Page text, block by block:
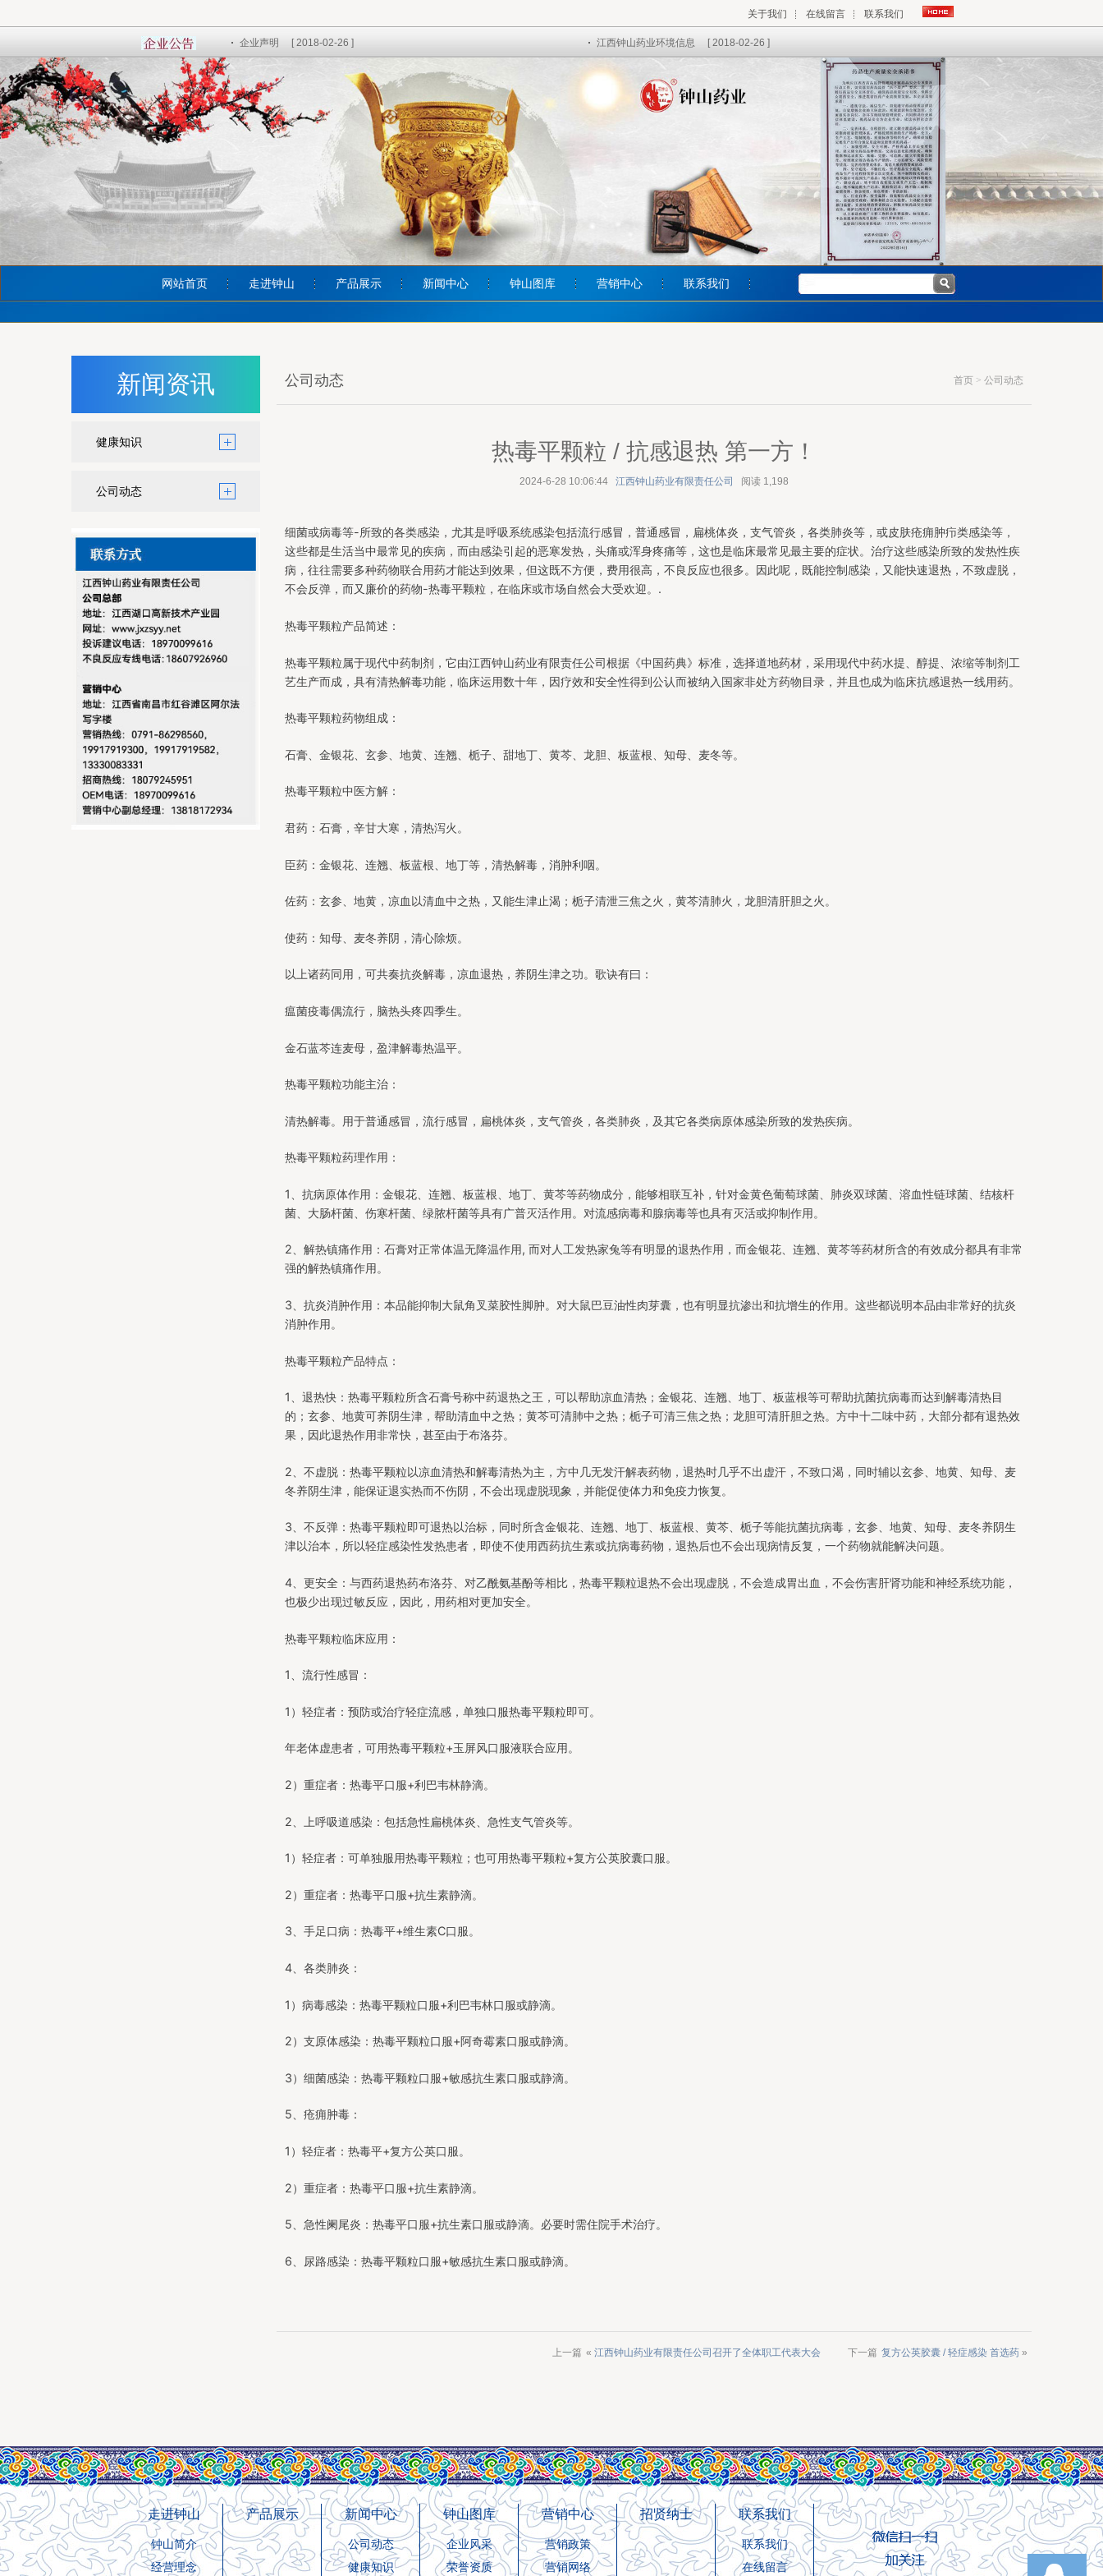
关于我们 在线留言 联系我们
企业声明 [ 2018-02-26 ] 江西钟山药业环境信息 [ 2018-02-26 ]
网站首页 走进钟山 产品展示 新闻中心 钟山图库 营销中心 联系我们
新闻资讯
健康知识
公司动态
公司动态 首页 > 公司动态
热毒平颗粒 / 抗感退热 第一方！
2024-6-28 10:06:44 江西钟山药业有限责任公司 阅读 1,198
细菌或病毒等-所致的各类感染，尤其是呼吸系统感染包括流行感冒，普通感冒，扁桃体炎，支气管炎，各类肺炎等，或皮肤疮痈肿疖类感染等，
这些都是生活当中最常见的疾病，而由感染引起的恶寒发热，头痛或浑身疼痛等，这也是临床最常见最主要的症状。治疗这些感染所致的发热性疾
病，往往需要多种药物联合用药才能达到效果，但这既不方便，费用很高，不良反应也很多。因此呢，既能控制感染，又能快速退热，不致虚脱，
不会反弹，而又廉价的药物-热毒平颗粒，在临床或市场自然会大受欢迎。.
热毒平颗粒产品简述：
热毒平颗粒属于现代中药制剂，它由江西钟山药业有限责任公司根据《中国药典》标准，选择道地药材，采用现代中药水提、醇提、浓缩等制剂工
艺生产而成，具有清热解毒功能，临床运用数十年，因疗效和安全性得到公认而被纳入国家非处方药物目录，并且也成为临床抗感退热一线用药。
热毒平颗粒药物组成：
石膏、金银花、玄参、地黄、连翘、栀子、甜地丁、黄芩、龙胆、板蓝根、知母、麦冬等。
热毒平颗粒中医方解：
君药：石膏，辛甘大寒，清热泻火。
臣药：金银花、连翘、板蓝根、地丁等，清热解毒，消肿利咽。
佐药：玄参、地黄，凉血以清血中之热，又能生津止渴；栀子清泄三焦之火，黄芩清肺火，龙胆清肝胆之火。
使药：知母、麦冬养阴，清心除烦。
以上诸药同用，可共奏抗炎解毒，凉血退热，养阴生津之功。歌诀有曰：
瘟菌疫毒偶流行，脑热头疼四季生。
金石蓝芩连麦母，盈津解毒热温平。
热毒平颗粒功能主治：
清热解毒。用于普通感冒，流行感冒，扁桃体炎，支气管炎，各类肺炎，及其它各类病原体感染所致的发热疾病。
热毒平颗粒药理作用：
1、抗病原体作用：金银花、连翘、板蓝根、地丁、黄芩等药物成分，能够相联互补，针对金黄色葡萄球菌、肺炎双球菌、溶血性链球菌、结核杆
菌、大肠杆菌、伤寒杆菌、绿脓杆菌等具有广普灭活作用。对流感病毒和腺病毒等也具有灭活或抑制作用。
2、解热镇痛作用：石膏对正常体温无降温作用, 而对人工发热家兔等有明显的退热作用，而金银花、连翘、黄芩等药材所含的有效成分都具有非常
强的解热镇痛作用。
3、抗炎消肿作用：本品能抑制大鼠角叉菜胶性脚肿。对大鼠巴豆油性肉芽囊，也有明显抗渗出和抗增生的作用。这些都说明本品由非常好的抗炎
消肿作用。
热毒平颗粒产品特点：
1、退热快：热毒平颗粒所含石膏号称中药退热之王，可以帮助凉血清热；金银花、连翘、地丁、板蓝根等可帮助抗菌抗病毒而达到解毒清热目
的；玄参、地黄可养阴生津，帮助清血中之热；黄芩可清肺中之热；栀子可清三焦之热；龙胆可清肝胆之热。方中十二味中药，大部分都有退热效
果，因此退热作用非常快，甚至由于布洛芬。
2、不虚脱：热毒平颗粒以凉血清热和解毒清热为主，方中几无发汗解表药物，退热时几乎不出虚汗，不致口渴，同时辅以玄参、地黄、知母、麦
冬养阴生津，能保证退实热而不伤阴，不会出现虚脱现象，并能促使体力和免疫力恢复。
3、不反弹：热毒平颗粒即可退热以治标，同时所含金银花、连翘、地丁、板蓝根、黄芩、栀子等能抗菌抗病毒，玄参、地黄、知母、麦冬养阴生
津以治本，所以轻症感染性发热患者，即使不使用西药抗生素或抗病毒药物，退热后也不会出现病情反复，一个药物就能解决问题。
4、更安全：与西药退热药布洛芬、对乙酰氨基酚等相比，热毒平颗粒退热不会出现虚脱，不会造成胃出血，不会伤害肝肾功能和神经系统功能，
也极少出现过敏反应，因此，用药相对更加安全。
热毒平颗粒临床应用：
1、流行性感冒：
1）轻症者：预防或治疗轻症流感，单独口服热毒平颗粒即可。
年老体虚患者，可用热毒平颗粒+玉屏风口服液联合应用。
2）重症者：热毒平口服+利巴韦林静滴。
2、上呼吸道感染：包括急性扁桃体炎、急性支气管炎等。
1）轻症者：可单独服用热毒平颗粒；也可用热毒平颗粒+复方公英胶囊口服。
2）重症者：热毒平口服+抗生素静滴。
3、手足口病：热毒平+维生素C口服。
4、各类肺炎：
1）病毒感染：热毒平颗粒口服+利巴韦林口服或静滴。
2）支原体感染：热毒平颗粒口服+阿奇霉素口服或静滴。
3）细菌感染：热毒平颗粒口服+敏感抗生素口服或静滴。
5、疮痈肿毒：
1）轻症者：热毒平+复方公英口服。
2）重症者：热毒平口服+抗生素静滴。
5、急性阑尾炎：热毒平口服+抗生素口服或静滴。必要时需住院手术治疗。
6、尿路感染：热毒平颗粒口服+敏感抗生素口服或静滴。
上一篇 « 江西钟山药业有限责任公司召开了全体职工代表大会 下一篇 复方公英胶囊 / 轻症感染 首选药 »
走进钟山
钟山简介
经营理念
产品展示 新闻中心
公司动态
健康知识
钟山图库
企业风采
荣誉资质
营销中心
营销政策
营销网络
招贤纳士 联系我们
联系我们
在线留言